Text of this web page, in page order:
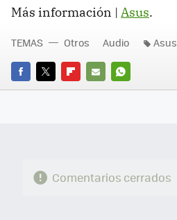
Más información | Asus.
FACEBOOK
TWITTERFLIPBOARD
E-
WHATSAPP
TEMAS Otros Audio Asus
Comentarios cerrados